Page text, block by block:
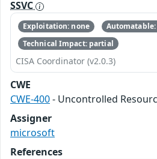
SSVC
Exploitation: none
Automatable:
Technical Impact: partial
CISA Coordinator (v2.0.3)
CWE
CWE-400- Uncontrolled
Assigner
microsoft
References